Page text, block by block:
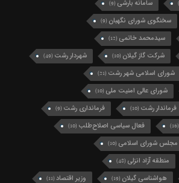
سامانه بارشی (9)
سخنگوی شورای نگهبان (9)
سیدمحمد خاتمی (12)
شرکت گاز گیلان (10) شهردار رشت (49)
شورای اسلامی شهر رشت (21)
شورای عالی امنیت ملی (10)
فرماندار رشت (10) فرمانداری رشت (9)
(16) فعال سیاسی اصلاح‌طلب (10)
مجلس شورای اسلامی (10)
منطقه آزاد انزلی (48)
هواشناسی گیلان (19) وزیر اقتصاد(11)